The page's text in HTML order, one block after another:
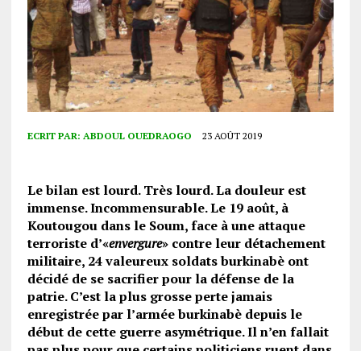
ECRIT PAR: ABDOUL OUEDRAOGO 23 AOÛT 2019
Le bilan est lourd. Très lourd. La douleur est
immense. Incommensurable. Le 19 août, à
Koutougou dans le Soum, face à une attaque
terroriste d’«envergure» contre leur détachement
militaire, 24 valeureux soldats burkinabè ont
décidé de se sacrifier pour la défense de la
patrie. C’est la plus grosse perte jamais
enregistrée par l’armée burkinabè depuis le
début de cette guerre asymétrique. Il n’en fallait